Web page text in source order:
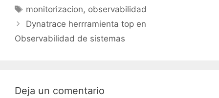
Etiquetas
monitorizacion, observabilidad
Dynatrace herrramienta top en
Observabilidad de sistemas
Deja un comentario